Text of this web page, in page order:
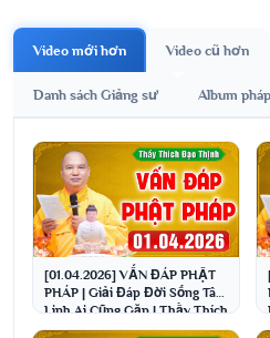
Video mới hơn Video cũ hơn
Danh sách Giảng sư Album
[01.04.2026] VẤN ĐÁP PHẬT
PHÁP | Giải Đáp Đời Sống Tâm
Linh Ai Cũng Gặp | Thầy Thích
Đạo Thịnh